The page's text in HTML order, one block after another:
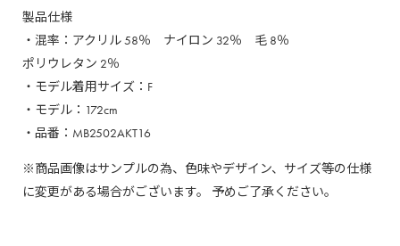
製品仕様
・混率：アクリル 58％ ナイロン 32％ 毛 8％
ポリウレタン 2％
・モデル着用サイズ：F
・モデル：172cm
・品番：MB2502AKT16
※商品画像はサンプルの為、色味やデザイン、サイズ等の仕様
に変更がある場合がございます。 予めご了承ください。